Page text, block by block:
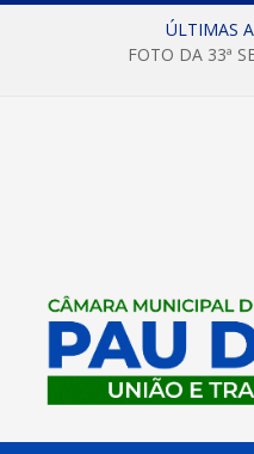
ÚLTIMAS
FOTO DA 33ª